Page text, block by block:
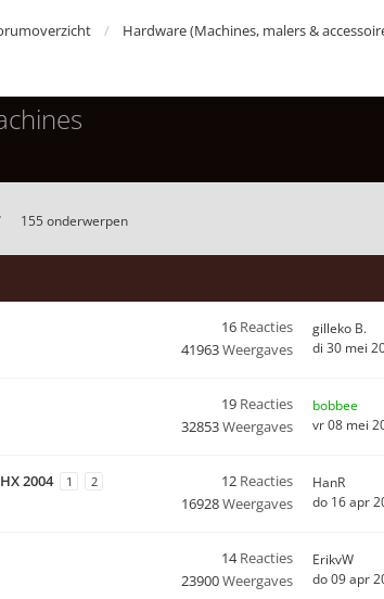
Hardware (Machines, malers &
155 onderwerpen
16 Reacties
41963Weergaves
gilleko B.
di 30 mei
19 Reacties
32853Weergaves
bobbee
vr 08 mei
2004 1 2 12 Reacties
16928Weergaves
HanR
do 16 apr
14Reacties
23900Weergaves
ErikvW
do 09 apr